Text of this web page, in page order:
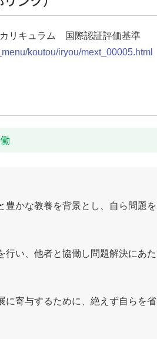
リキュラム 国際認証評価基準
koutou/iryou/mext_00005.html
豊かな教養を背景とし、自ら問題
行い、他者と協働し問題解決にあた
に寄与するために、絶えず自らを